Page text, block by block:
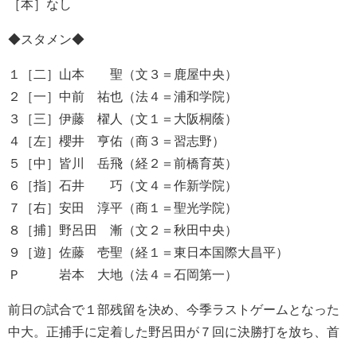
［本］なし
◆スタメン◆
１［二］山本 聖（文３＝鹿屋中央）
２［一］中前 祐也（法４＝浦和学院）
３［三］伊藤 櫂人（文１＝大阪桐蔭）
４［左］櫻井 亨佑（商３＝習志野）
５［中］皆川 岳飛（経２＝前橋育英）
６［指］石井 巧（文４＝作新学院）
７［右］安田 淳平（商１＝聖光学院）
８［捕］野呂田 漸（文２＝秋田中央）
９［遊］佐藤 壱聖（経１＝東日本国際大昌平）
Ｐ 岩本 大地（法４＝石岡第一）
前日の試合で１部残留を決め、今季ラストゲームとなった
中大。正捕手に定着した野呂田が７回に決勝打を放ち、首